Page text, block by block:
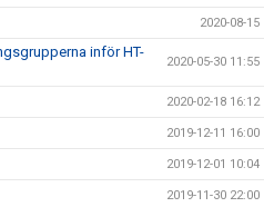
2020-08-15
inför HT-
2020-05-30 11:55
2020-02-18 16:12
2019-12-11 16:00
2019-12-01 10:04
2019-11-30 22:00